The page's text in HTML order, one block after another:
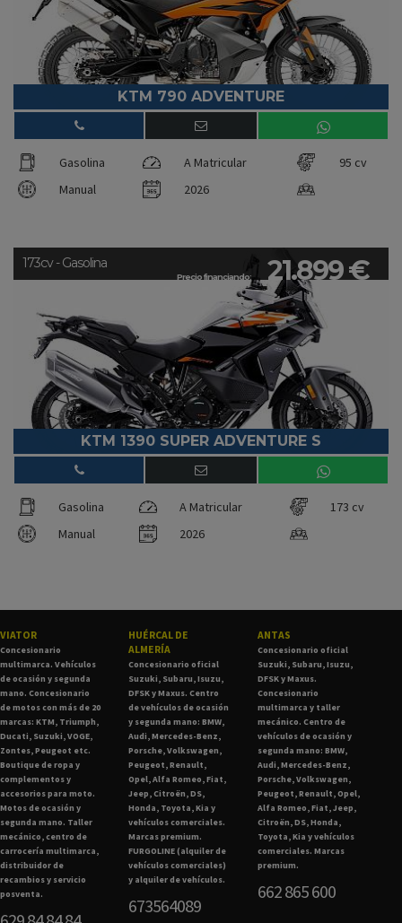
KTM 790 ADVENTURE
Gasolina A Matricular
95 cv
Manual
2026
Precio financiando: 21.899 €
173cv - Gasolina
KTM 1390 SUPER ADVENTURE S
Gasolina A Matricular
173 cv
Manual
2026
VIATOR
Concesionario
multimarca. Vehículos
de ocasión y segunda
mano. Concesionario
de motos con más de 20
marcas: KTM, Triumph,
Ducati, Suzuki, VOGE,
Zontes, Peugeot etc.
Boutique de ropa y
complementos y
accesorios para moto.
Motos de ocasión y
segunda mano. Taller
mecánico, centro de
carrocería multimarca,
distribuidor de
recambios y servicio
posventa.
HUÉRCAL DE
ALMERÍA
Concesionario oficial
Suzuki, Subaru, Isuzu,
DFSK y Maxus. Centro
de vehículos de ocasión
y segunda mano: BMW,
Audi, Mercedes-Benz,
Porsche, Volkswagen,
Peugeot, Renault,
Opel, Alfa Romeo, Fiat,
Jeep, Citroën, DS,
Honda, Toyota, Kia y
vehículos comerciales.
Marcas premium.
FURGOLINE (alquiler de
vehículos comerciales)
y alquiler de vehículos.
673564089
ANTAS
Concesionario oficial
Suzuki, Subaru, Isuzu,
DFSK y Maxus.
Concesionario
multimarca y taller
mecánico. Centro de
vehículos de ocasión y
segunda mano: BMW,
Audi, Mercedes-Benz,
Porsche, Volkswagen,
Peugeot, Renault, Opel,
Alfa Romeo, Fiat, Jeep,
Citroën, DS, Honda,
Toyota, Kia y vehículos
comerciales. Marcas
premium.
662 865 600